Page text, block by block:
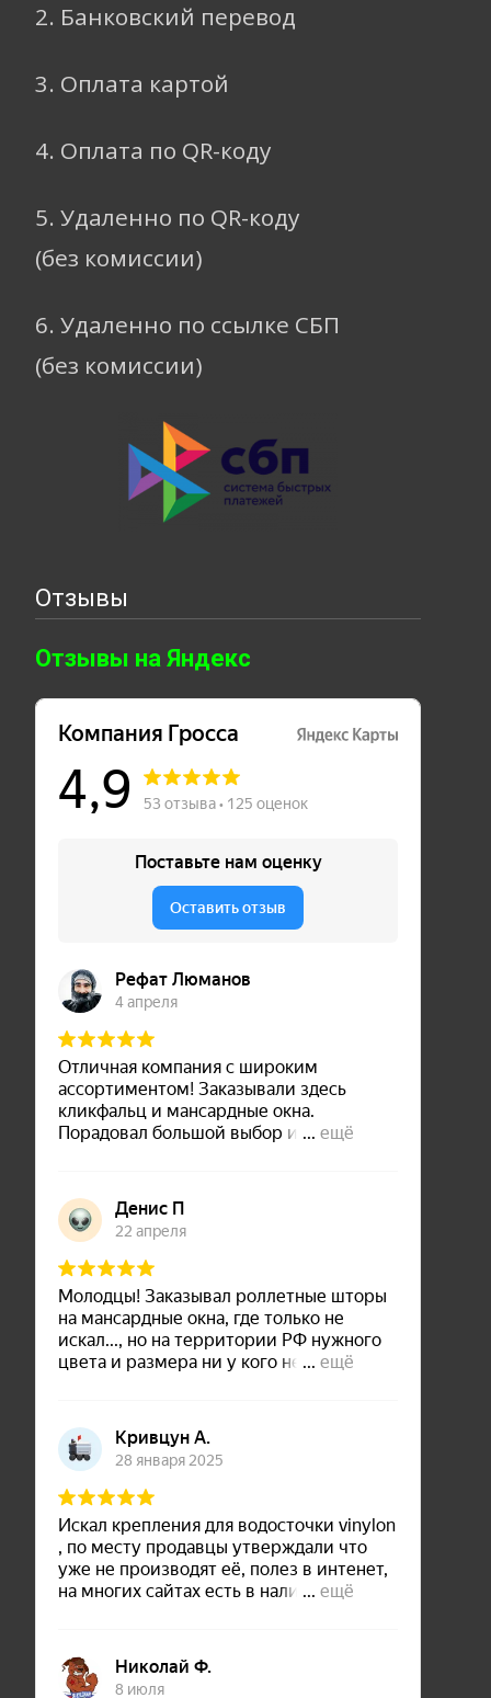
2. Банковский перевод
3. Оплата картой
4. Оплата по QR-коду
5. Удаленно по QR-коду
(без комиссии)
6. Удаленно по ссылке СБП
(без комиссии)
Отзывы
Отзывы на Яндекс